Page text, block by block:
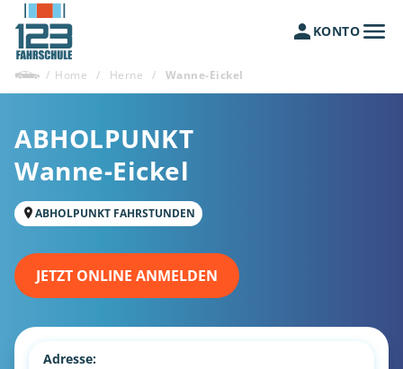
KONTO
/ Home / Herne / Wanne-Eickel
ABHOLPUNKT
Wanne-Eickel
ABHOLPUNKT FAHRSTUNDEN
JETZT ONLINE ANMELDEN
Adresse: